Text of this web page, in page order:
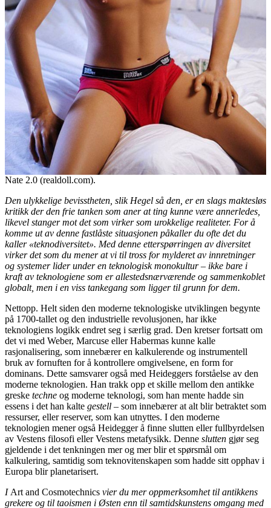
Nate 2.0 (realdoll.com).
Den ulykkelige bevisstheten, slik Hegel så den, er en slags maktesløs
kritikk der den frie tanken som aner at ting kunne være annerledes,
likevel stanger mot det som virker som urokkelige realiteter. For å
komme ut av denne fastlåste situasjonen påkaller du ofte det du
kaller «teknodiversitet». Med denne etterspørringen av diversitet
virker det som du mener at vi til tross for mylderet av innretninger
og systemer lider under en teknologisk monokultur – ikke bare i
kraft av teknologiene som er allestedsnærværende og sammenkoblet
globalt, men i en viss tankegang som ligger til grunn for dem.
Nettopp. Helt siden den moderne teknologiske utviklingen begynte
på 1700-tallet og den industrielle revolusjonen, har ikke
teknologiens logikk endret seg i særlig grad. Den kretser fortsatt om
det vi med Weber, Marcuse eller Habermas kunne kalle
rasjonalisering, som innebærer en kalkulerende og instrumentell
bruk av fornuften for å kontrollere omgivelsene, en form for
dominans. Dette samsvarer også med Heideggers forståelse av den
moderne teknologien. Han trakk opp et skille mellom den antikke
greske techne og moderne teknologi, som han mente hadde sin
essens i det han kalte gestell – som innebærer at alt blir betraktet som
ressurser, eller reserver, som kan utnyttes. I den moderne
teknologien mener også Heidegger å finne slutten eller fullbyrdelsen
av Vestens filosofi eller Vestens metafysikk. Denne slutten gjør seg
gjeldende i det tenkningen mer og mer blir et spørsmål om
kalkulering, samtidig som teknovitenskapen som hadde sitt opphav i
Europa blir planetarisert.
I Art and Cosmotechnics vier du mer oppmerksomhet til antikkens
grekere og til taoismen i Østen enn til samtidskunstens omgang med